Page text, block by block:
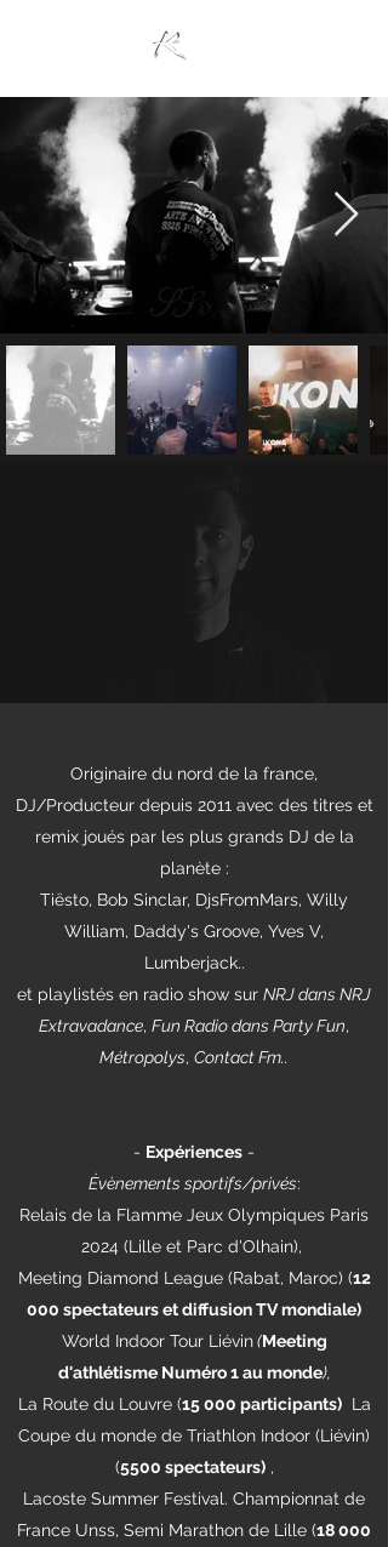
Originaire du nord de la france,
DJ/Producteur depuis 2011 avec des titres et
remix joués par les plus grands DJ de la
planète :
Tiësto, Bob Sinclar, DjsFromMars, Willy
William, Daddy's Groove, Yves V,
Lumberjack..
et playlistés en radio show sur NRJ dans NRJ
Extravadance, Fun Radio dans Party Fun,
Métropolys, Contact Fm..
- Expériences -
Évènements sportifs/privés:
Relais de la Flamme Jeux Olympiques Paris
2024 (Lille et Parc d'Olhain),
Meeting Diamond League (Rabat, Maroc) (12
000 spectateurs et diffusion TV mondiale)
World Indoor Tour Liévin(Meeting
d'athlétisme Numéro 1 au monde),
La Route du Louvre (15 000 participants)La
Coupe du monde de Triathlon Indoor (Liévin)
(5500 spectateurs),
Lacoste Summer Festival. Championnat de
France Unss, Semi Marathon de Lille (18 000